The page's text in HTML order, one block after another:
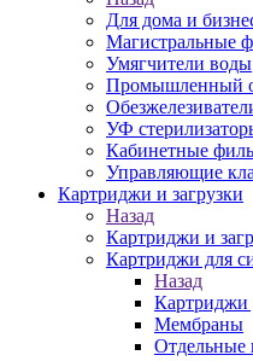
Для дома и
Магистральные
Умягчители воды
Промышленный
УФ
Кабинетные
Управляющие
Картриджи и загрузки
Назад
Картриджи и
Картриджи для
Назад
Картриджи
Мембраны
Отдельные